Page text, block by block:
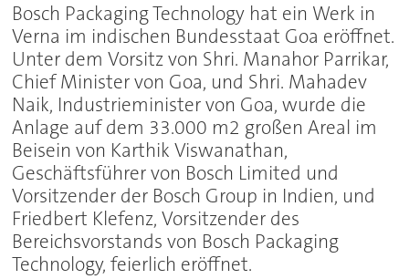
Bosch Packaging Technology hat ein Werk in
Verna im indischen Bundesstaat Goa eröffnet.
Unter dem Vorsitz von Shri. Manahor Parrikar,
Chief Minister von Goa, und Shri. Mahadev
Naik, Industrieminister von Goa, wurde die
Anlage auf dem 33.000 m2 großen Areal im
Beisein von Karthik Viswanathan,
Geschäftsführer von Bosch Limited und
Vorsitzender der Bosch Group in Indien, und
Friedbert Klefenz, Vorsitzender des
Bereichsvorstands von Bosch Packaging
Technology, feierlich eröffnet.